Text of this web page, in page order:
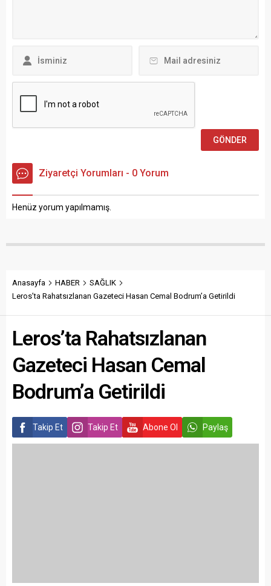
Ziyaretçi Yorumları - 0 Yorum
Henüz yorum yapılmamış.
Anasayfa HABER
SAĞLIK
Leros’ta Rahatsızlanan Gazeteci Hasan Cemal Bodrum’a Getirildi
Leros’ta Rahatsızlanan
Gazeteci Hasan Cemal
Bodrum’a Getirildi
Takip Et Takip Et Abone Ol Paylaş